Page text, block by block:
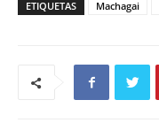
ETIQUETAS Machagai